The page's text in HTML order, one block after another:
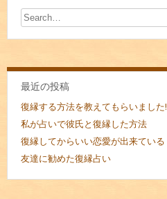
最近の投稿
復縁する方法を教えてもらいました!
私が占いで彼氏と復縁した方法
復縁してからいい恋愛が出来ている
友達に勧めた復縁占い